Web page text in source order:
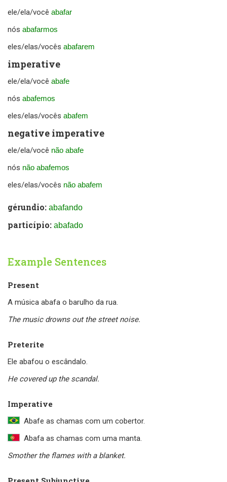
ele/ela/você abafar
nós abafarmos
eles/elas/vocês abafarem
imperative
ele/ela/você abafe
nós abafemos
eles/elas/vocês abafem
negative imperative
ele/ela/você não abafe
nós não abafemos
eles/elas/vocês não abafem
gérundio: abafando
particípio: abafado
Example Sentences
Present
A música abafa o barulho da rua.
The music drowns out the street noise.
Preterite
Ele abafou o escândalo.
He covered up the scandal.
Imperative
Abafe as chamas com um cobertor.
Abafa as chamas com uma manta.
Smother the flames with a blanket.